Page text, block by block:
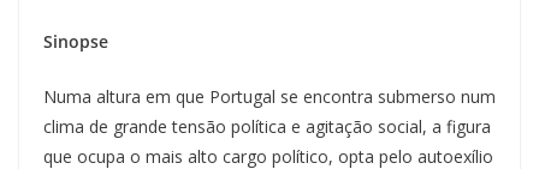
Sinopse
Numa altura em que Portugal se encontra submerso num
clima de grande tensão política e agitação social, a figura
que ocupa o mais alto cargo político, opta pelo autoexílio